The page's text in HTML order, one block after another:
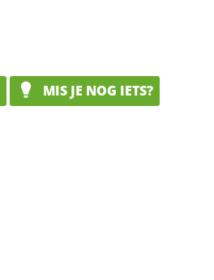
MIS JE NOG IETS?